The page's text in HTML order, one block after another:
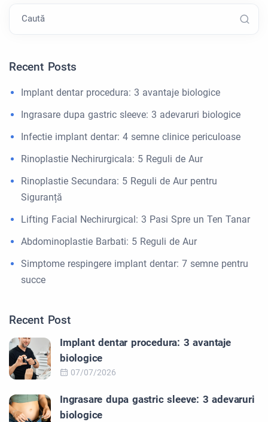
Caută
Recent Posts
Implant dentar procedura: 3 avantaje biologice
Ingrasare dupa gastric sleeve: 3 adevaruri biologice
Infectie implant dentar: 4 semne clinice periculoase
Rinoplastie Nechirurgicala: 5 Reguli de Aur
Rinoplastie Secundara: 5 Reguli de Aur pentru
Siguranță
Lifting Facial Nechirurgical: 3 Pasi Spre un Ten Tanar
Abdominoplastie Barbati: 5 Reguli de Aur
Simptome respingere implant dentar: 7 semne pentru
succe
Recent Post
Implant dentar procedura: 3 avantaje
biologice
07/07/2026
Ingrasare dupa gastric sleeve: 3 adevaruri
biologice